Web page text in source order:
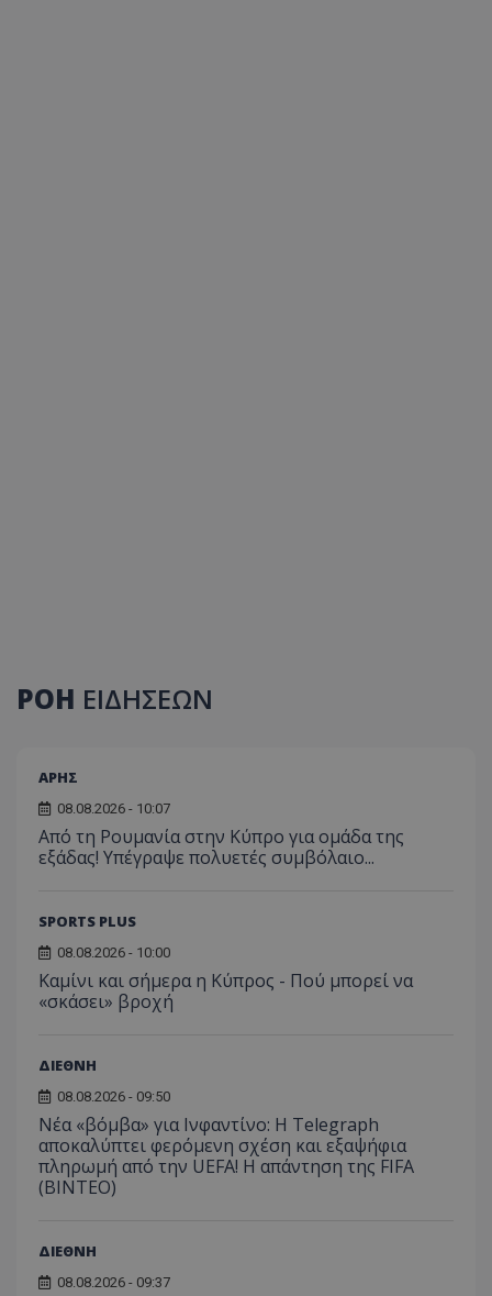
ΡΟΗ ΕΙΔΗΣΕΩΝ
ΑΡΗΣ
08.08.2026 - 10:07
Από τη Ρουμανία στην Κύπρο για ομάδα της
εξάδας! Υπέγραψε πολυετές συμβόλαιο...
SPORTS PLUS
08.08.2026 - 10:00
Καμίνι και σήμερα η Κύπρος - Πού μπορεί να
«σκάσει» βροχή
ΔΙΕΘΝΗ
08.08.2026 - 09:50
Νέα «βόμβα» για Ινφαντίνο: Η Telegraph
αποκαλύπτει φερόμενη σχέση και εξαψήφια
πληρωμή από την UEFA! Η απάντηση της FIFA
(ΒΙΝΤΕΟ)
ΔΙΕΘΝΗ
08.08.2026 - 09:37